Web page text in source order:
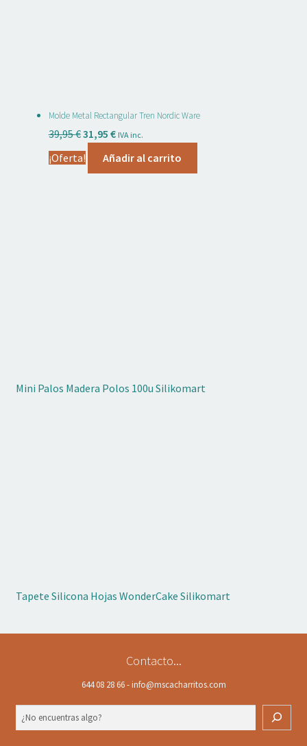
Molde Metal Rectangular Tren Nordic Ware
39,95€El
precio
original
31,95 €ElIVA inc.
¡Oferta! Añadir al carrito
Mini Palos Madera Polos 100u Silikomart
Tapete Silicona Hojas WonderCake Silikomart
Contacto...
644 08 28 66 - info@mscacharritos.com